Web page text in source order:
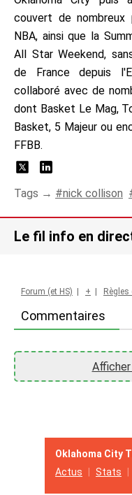
couvert de nombreux
NBA, ainsi que la
All Star Weekend,
de France depuis
collaboré avec de
dont Basket Le Mag,
Basket, 5 Majeur ou
FFBB.
Tags → nick collison
Le fil info en
Commentaires
Forum (et HS) +
Oklahoma City
Actus
Stats